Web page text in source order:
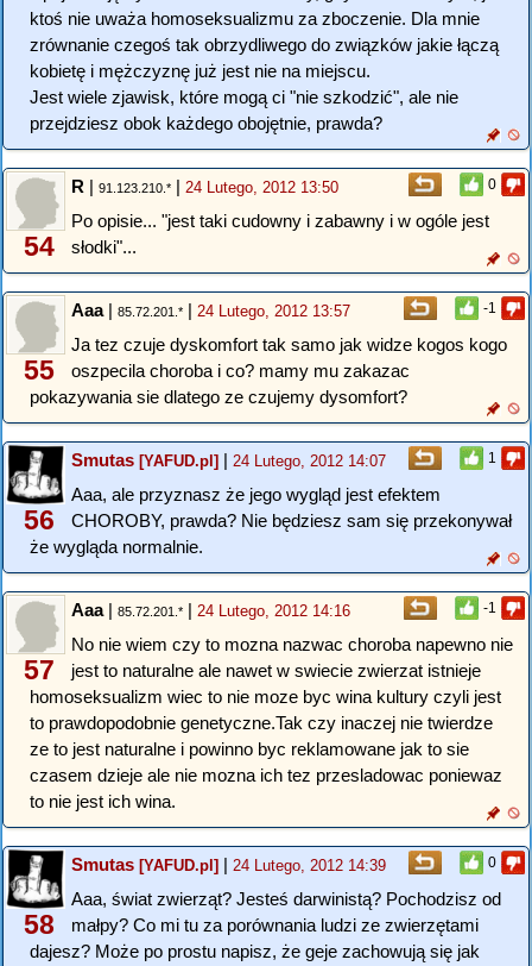
ktoś nie uważa homoseksualizmu za zboczenie. Dla mnie
zrównanie czegoś tak obrzydliwego do związków jakie łączą
kobietę i mężczyznę już jest nie na miejscu.
Jest wiele zjawisk, które mogą ci "nie szkodzić", ale nie
przejdziesz obok każdego obojętnie, prawda?
0
54
R | 91.123.210.* | 24 Lutego, 2012 13:50
Po opisie... "jest taki cudowny i zabawny i w ogóle jest
słodki"...
-1
55
Aaa| 85.72.201.* | 24 Lutego, 2012 13:57
Ja tez czuje dyskomfort tak samo jak widze kogos kogo
oszpecila choroba i co? mamy mu zakazac
pokazywania sie dlatego ze czujemy dysomfort?
1
56
Smutas [YAFUD.pl] | 24 Lutego, 2012 14:07
Aaa, ale przyznasz że jego wygląd jest efektem
CHOROBY, prawda? Nie będziesz sam się przekonywał
że wygląda normalnie.
-1
57
Aaa| 85.72.201.* | 24 Lutego, 2012 14:16
No nie wiem czy to mozna nazwac choroba napewno nie
jest to naturalne ale nawet w swiecie zwierzat istnieje
homoseksualizm wiec to nie moze byc wina kultury czyli jest
to prawdopodobnie genetyczne.Tak czy inaczej nie twierdze
ze to jest naturalne i powinno byc reklamowane jak to sie
czasem dzieje ale nie mozna ich tez przesladowac poniewaz
to nie jest ich wina.
0
58
Smutas [YAFUD.pl] | 24 Lutego, 2012 14:39
Aaa, świat zwierząt? Jesteś darwinistą? Pochodzisz od
małpy? Co mi tu za porównania ludzi ze zwierzętami
dajesz? Może po prostu napisz, że geje zachowują się jak